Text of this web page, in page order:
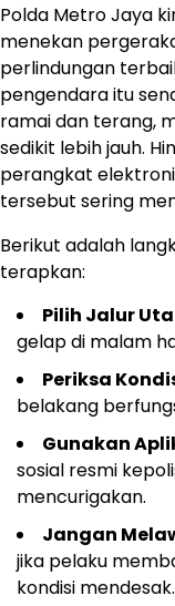
Polda Metro Jaya
menekan
perlindungan
pengendara itu
ramai dan terang,
sedikit lebih jauh.
perangkat
tersebut sering
Berikut adalah
terapkan:
Pilih Jalur
gelap di malam
Periksa
belakang
Gunakan
sosial resmi
mencurigakan.
Jangan
jika pelaku
kondisi mendesak.